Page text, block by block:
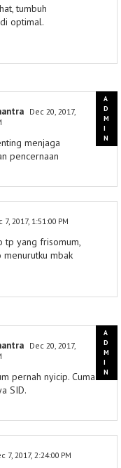
tumbuh
optimal.
Dec 20, 2017,
menjaga
pencernaan
7, 2017, 1:51:00 PM
tp yang frisomum,
mbak
Dec 20, 2017,
pernah nyicip. Cuma
SID.
7, 2017, 2:24:00 PM